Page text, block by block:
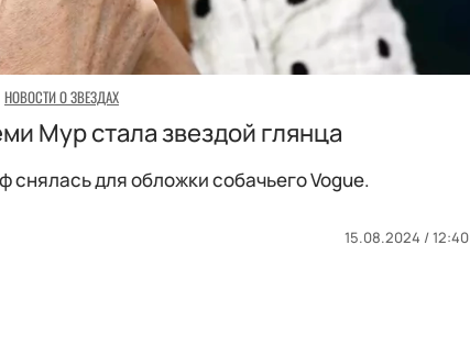
НОВОСТИ О ЗВЕЗДАХ
Мур стала звездой глянца
снялась для обложки собачьего Vogue.
15.08.2024 / 12:40